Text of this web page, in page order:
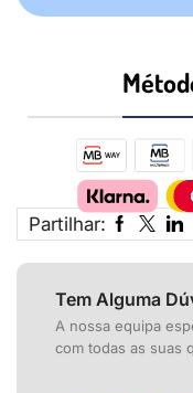
Partilhar:
Tem Alguma
A nossa equipa
com todas as suas